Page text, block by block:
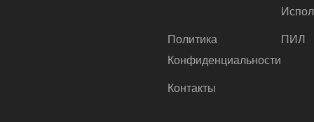
Политика
Конфиденциальности
ПИЛ
Контакты